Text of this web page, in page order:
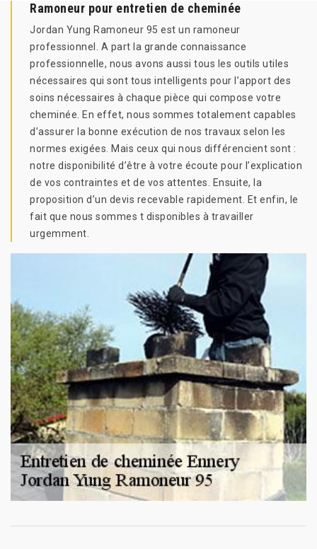
Ramoneur pour entretien de cheminée
Jordan Yung Ramoneur 95 est un ramoneur
professionnel. A part la grande connaissance
professionnelle, nous avons aussi tous les outils utiles
nécessaires qui sont tous intelligents pour l’apport des
soins nécessaires à chaque pièce qui compose votre
cheminée. En effet, nous sommes totalement capables
d’assurer la bonne exécution de nos travaux selon les
normes exigées. Mais ceux qui nous différencient sont :
notre disponibilité d’être à votre écoute pour l’explication
de vos contraintes et de vos attentes. Ensuite, la
proposition d’un devis recevable rapidement. Et enfin, le
fait que nous sommes t disponibles à travailler
urgemment.